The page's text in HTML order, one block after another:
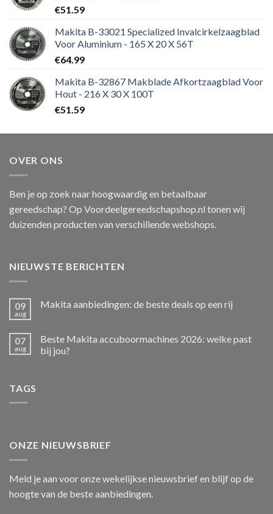
€51.59
Makita B-33021 Specialized Invalcirkelzaagblad
Voor Aluminium - 165 X 20 X 56T
€64.99
Makita B-32867 Makblade Afkortzaagblad Voor
Hout - 216 X 30 X 100T
€51.59
OVER ONS
Ben je op zoek naar hoogwaardig en betaalbaar
gereedschap? Op Voordeelgereedschapshop.nl tonen wij
duizenden producten van verschillende webshops.
NIEUWSTE BERICHTEN
09
aug
Makita aanbiedingen: de beste deals op een rij
07
aug
Beste Makita accuboormachines 2026: welke past
bij jou?
TAGS
ONZE NIEUWSBRIEF
Meld je aan voor onze wekelijkse nieuwsbrief en blijf op de
hoogte van de beste aanbiedingen.